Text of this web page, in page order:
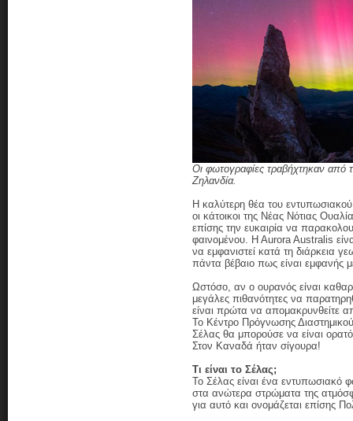
Οι φωτογραφίες τραβήχτηκαν
Ζηλανδία.
Η καλύτερη θέα του
οι κάτοικοι της Νέας Νότιας
επίσης την ευκαιρία να
φαινομένου. H Aurora Australis
να εμφανιστεί κατά τη διάρκεια
πάντα βέβαιο πως είναι εμφανής
Ωστόσο, αν ο ουρανός είναι
μεγάλες πιθανότητες να
είναι πρώτα να απομακρυνθείτε
Το Κέντρο Πρόγνωσης
Σέλας θα μπορούσε να είναι
Στον Καναδά ήταν σίγουρα!
Τι είναι το Σέλας;
Το Σέλας είναι ένα εντυπωσιακό
στα ανώτερα στρώματα της
για αυτό και ονομάζεται επίσης